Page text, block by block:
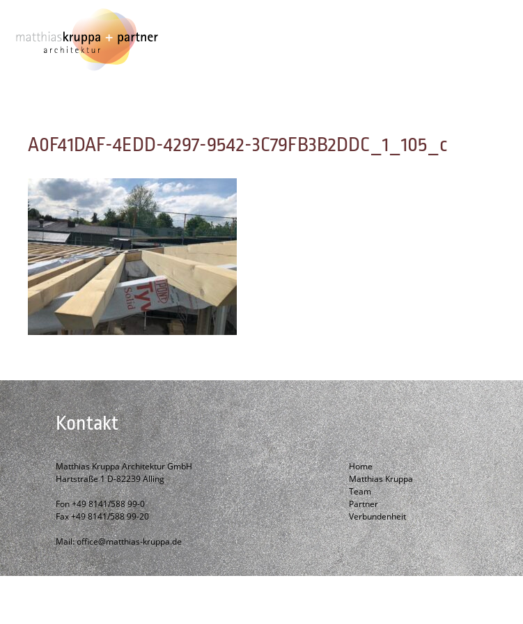
springen
A0F41DAF-4EDD-4297-9542-3C79FB3B2DDC_1_105_c
Kontakt
Matthias Kruppa Architektur GmbH
Hartstraße 1 D-82239 Alling
Fon +49 8141/588 99-0
Fax +49 8141/588 99-20
Mail:office@matthias-kruppa.de
Home
Matthias Kruppa
Team
Partner
Verbundenheit